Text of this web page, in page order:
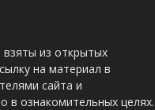
из открытых
на материал в
сайта и
в ознакомительных целях.